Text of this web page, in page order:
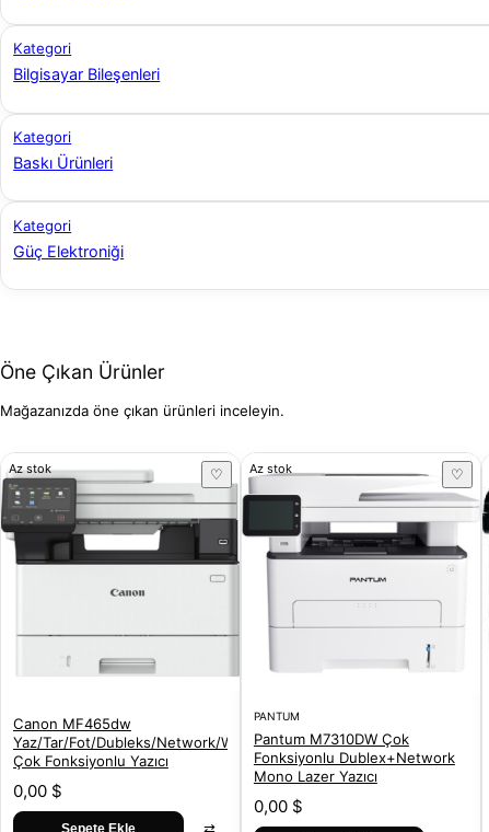
Kategori
Bilgisayar Bileşenleri
Kategori
Baskı Ürünleri
Kategori
Güç Elektroniği
Öne Çıkan Ürünler
Mağazanızda öne çıkan ürünleri inceleyin.
Az stok ♡
Canon MF465dw
Yaz/Tar/Fot/Dubleks/Network/Wifi
Çok Fonksiyonlu Yazıcı
0,00 $
Az stok ♡
PANTUM
Pantum M7310DW Çok
Fonksiyonlu Dublex+Network
Mono Lazer Yazıcı
0,00 $